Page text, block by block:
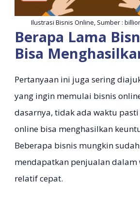
Ilustrasi Bisnis Online, Sumber :
Berapa Lama
Bisa
Pertanyaan ini juga sering
yang ingin memulai bisnis
dasarnya, tidak ada waktu
online bisa menghasilkan
Beberapa bisnis mungkin
mendapatkan penjualan dalam
relatif cepat.